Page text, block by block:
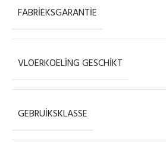
FABRIEKSGARANTIE
VLOERKOELING GESCHIKT
GEBRUIKSKLASSE